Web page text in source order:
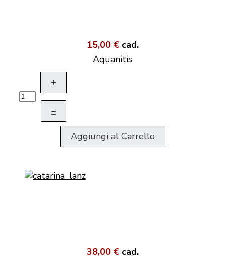
15,00 € cad.
Aquanitis
+
–
Aggiungi al Carrello
38,00 € cad.